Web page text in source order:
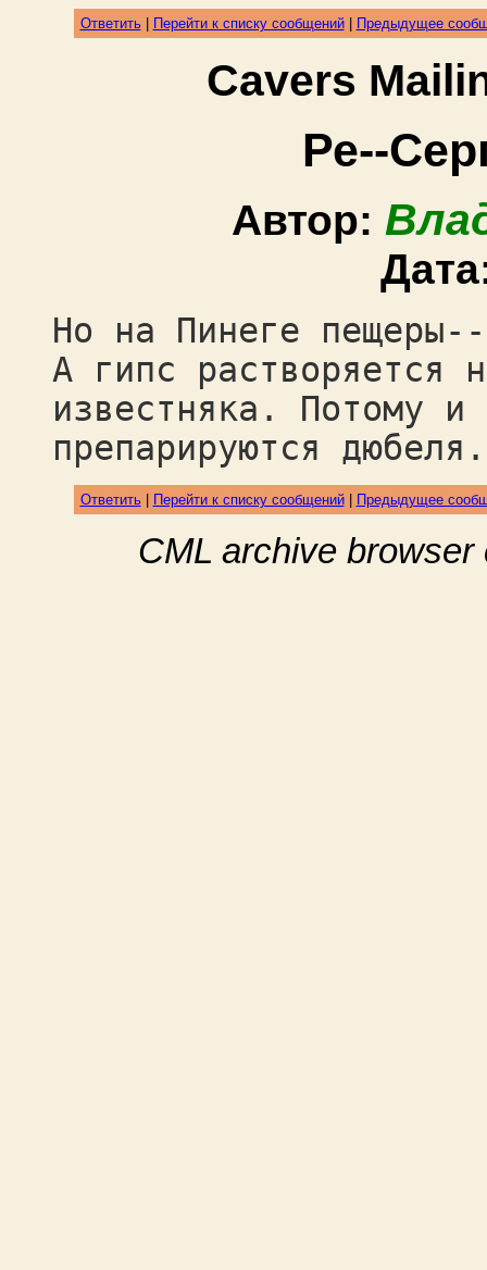
Ответить| Перейти к списку сообщений| Предыдущее
Cavers
Ре--
Автор:
Но на Пинеге
А гипс растворяется
известняка. Потому и
препарируются дюбеля.
Ответить| Перейти к списку сообщений| Предыдущее
CML archive